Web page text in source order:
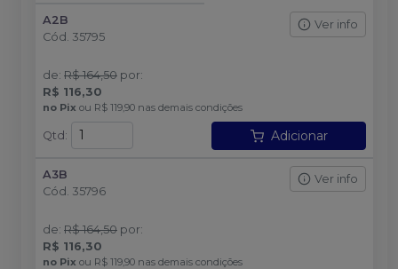
A2B
Cód. 35795
Ver info
de: R$ 164,50 por:
R$ 116,30
no Pix ou R$ 119,90 nas demais condições
Qtd : Adicionar
A3B
Cód. 35796
Ver info
de: R$ 164,50 por:
R$ 116,30
no Pix ou R$ 119,90 nas demais condições